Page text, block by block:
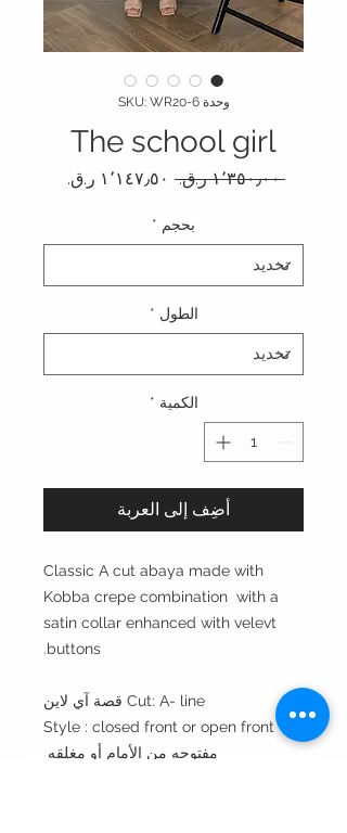
وحدة SKU: WR20-6
The school girl
‏١٬٣٥٠٫٠٠ ر.ق.‏ سعر عادي
بحجم *
الطول *
الكمية *
أضِف إلى العربة
Classic A cut abaya made with
Kobba crepe combination with a
satin collar enhanced with velevt
buttons.
Cut: A- line قصة آي لاين
Style : closed front or open front
مفتوحه من الأمام أو مغلقه